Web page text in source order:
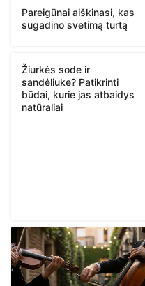
Pareigūnai aiškinasi, kas
sugadino svetimą turtą
Žiurkės sode ir
sandėliuke? Patikrinti
būdai, kurie jas atbaidys
natūraliai